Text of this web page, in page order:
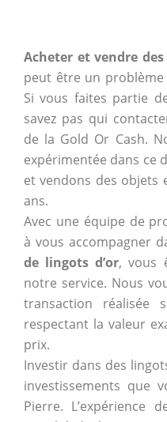
Acheter et vendre
peut être un
Si vous faites partie
savez pas qui
de la Gold Or Cash.
expérimentée dans ce
et vendons des objets
ans.
Avec une équipe de
à vous accompagner
de lingots d’or, vous
notre service. Nous
transaction réalisée
respectant la valeur
prix.
Investir dans des
investissements que
Pierre. L’expérience